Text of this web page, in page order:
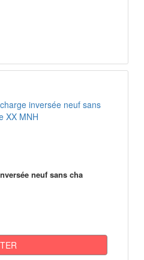
neuf sans cha